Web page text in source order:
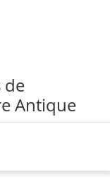
de
Antique